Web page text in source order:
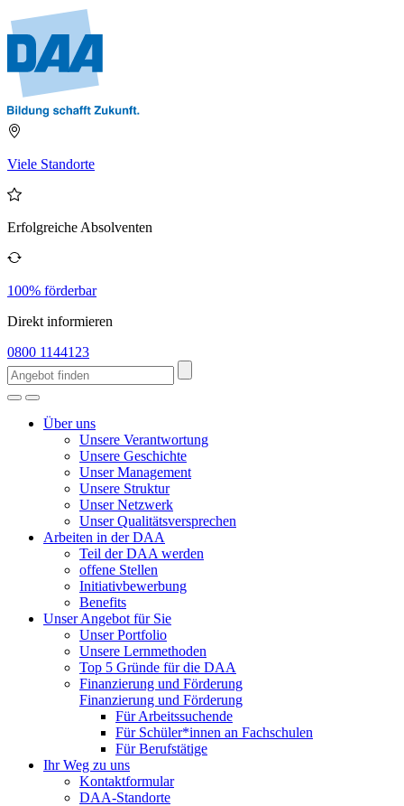
Viele Standorte
Erfolgreiche Absolventen
100% förderbar
Direkt informieren
0800 1144123
Über uns
Unsere Verantwortung
Unsere Geschichte
Unser Management
Unsere Struktur
Unser Netzwerk
Unser Qualitätsversprechen
Arbeiten in der DAA
Teil der DAA werden
offene Stellen
Initiativbewerbung
Benefits
Unser Angebot für Sie
Unser Portfolio
Unsere Lernmethoden
Top 5 Gründe für die DAA
Finanzierung und Förderung
Finanzierung und Förderung
Für Arbeitssuchende
Für Schüler*innen an Fachschulen
Für Berufstätige
Ihr Weg zu uns
Kontaktformular
DAA-Standorte